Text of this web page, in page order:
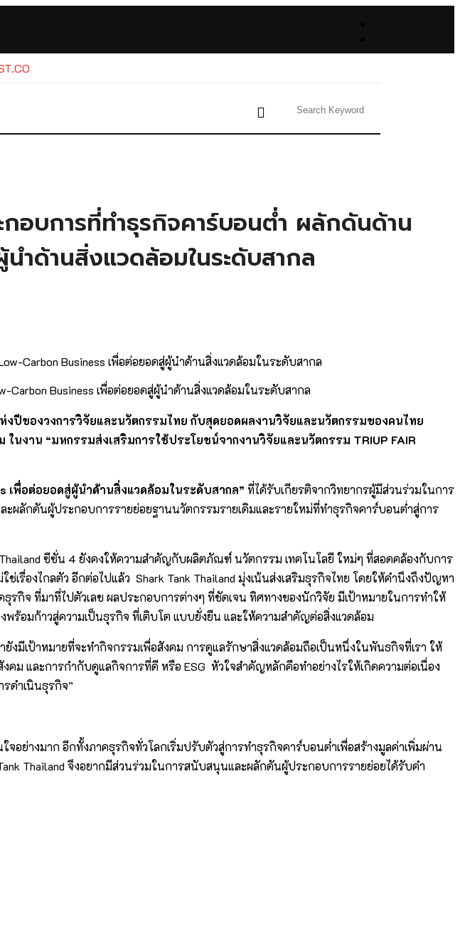
อบการที่ทำธุรกิจคาร์บอนต่ำ ผลักดันด้าน
ด้านสิ่งแวดล้อมในระดับสากล
Business เพื่อต่อยอดสู่ผู้นำด้านสิ่งแวดล้อมในระดับสากล
ปีของวงการวิจัยและนวัตกรรมไทย กับสุดยอดผลงานวิจัยและนวัตกรรมของคนไทย
งาน “มหกรรมส่งเสริมการใช้ประโยชน์จากงานวิจัยและนวัตกรรม TRIUP FAIR
เพื่อต่อยอดสู่ผู้นำด้านสิ่งแวดล้อมในระดับสากล” ที่ได้รับเกียรติจากวิทยากรผู้มีส่วนร่วมในการ
ผลักดันผู้ประกอบการรายย่อยฐานนวัตกรรมรายเดิมและรายใหม่ที่ทำธุรกิจคาร์บอนต่ำสู่การ
Thailand ซีซั่น 4 ยังคงให้ความสำคัญกับผลิตภัณฑ์ นวัตกรรม เทคโนโลยี ใหม่ๆ ที่สอดคล้องกับการ
เรื่องไกลตัว อีกต่อไปแล้ว Shark Tank Thailand มุ่งเน้นส่งเสริมธุรกิจไทย โดยให้คำนึงถึงปัญหา
รกิจ ที่มาที่ไปตัวเลข ผลประกอบการต่างๆ ที่ชัดเจน ทิศทางของนักวิจัย มีเป้าหมายในการทำให้
อมก้าวสู่ความเป็นธุรกิจ ที่เติบโต แบบยั่งยืน และให้ความสำคัญต่อสิ่งแวดล้อม
งมีเป้าหมายที่จะทำกิจกรรมเพื่อสังคม การดูแลรักษาสิ่งแวดล้อมถือเป็นหนึ่งในพันธกิจที่เรา ให้
และการกำกับดูแลกิจการที่ดี หรือ ESG หัวใจสำคัญหลักคือทำอย่างไรให้เกิดความต่อเนื่อง
ดำเนินธุรกิจ”
จอย่างมาก อีกทั้งภาคธุรกิจทั่วโลกเริ่มปรับตัวสู่การทำธุรกิจคาร์บอนต่ำเพื่อสร้างมูลค่าเพิ่มผ่าน
Thailand จึงอยากมีส่วนร่วมในการสนับสนุนและผลักดันผู้ประกอบการรายย่อยได้รับคำ